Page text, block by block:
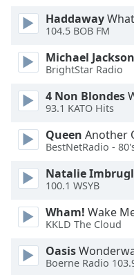
Escape
cancel
and
window.
Text
Background
Haddaway
104.5 BOB FM
Michael Jackson
BrightStar Radio
4 Non Blondes
93.1 KATO Hits
Queen Another
BestNetRadio -
Natalie
100.1 WSYB
Wham! Wake
KKLD The Cloud
Oasis
Boerne Radio